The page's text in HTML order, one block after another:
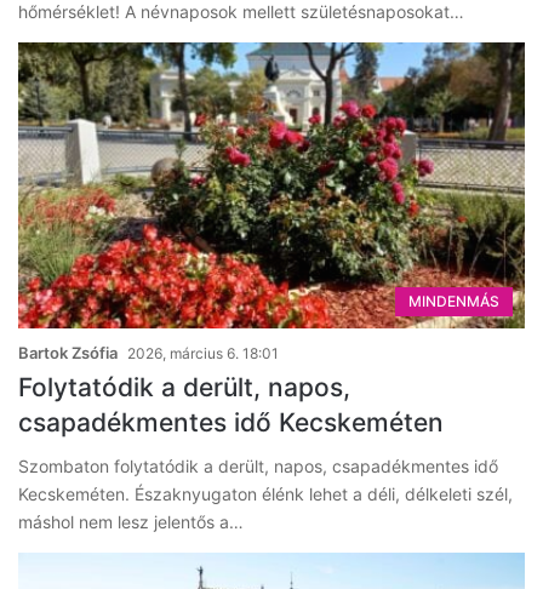
hőmérséklet! A névnaposok mellett születésnaposokat…
MINDENMÁS
Bartok Zsófia 2026, március 6. 18:01
Folytatódik a derült, napos,
csapadékmentes idő Kecskeméten
Szombaton folytatódik a derült, napos, csapadékmentes idő
Kecskeméten. Északnyugaton élénk lehet a déli, délkeleti szél,
máshol nem lesz jelentős a…